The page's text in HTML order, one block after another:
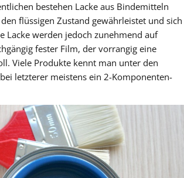
bestehen Lacke aus Bindemitteln
flüssigen Zustand gewährleistet und sich
Lacke werden jedoch zunehmend auf
fester Film, der vorrangig eine
Viele Produkte kennt man unter den
letzterer meistens ein 2-Komponenten-